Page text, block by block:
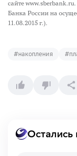
сайте
Банка России на
11.08.2015 г.).
#накопления #
Остались